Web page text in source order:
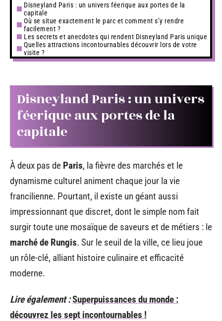
Disneyland Paris : un univers féerique aux portes de la
capitale
Où se situe exactement le parc et comment s’y rendre
facilement ?
Les secrets et anecdotes qui rendent Disneyland Paris unique
Quelles attractions incontournables découvrir lors de votre
visite ?
Disneyland Paris : un univers
féerique aux portes de la
capitale
À deux pas de Paris, la fièvre des marchés et le
dynamisme culturel animent chaque jour la vie
francilienne. Pourtant, il existe un géant aussi
impressionnant que discret, dont le simple nom fait
surgir toute une mosaïque de saveurs et de métiers : le
marché de Rungis. Sur le seuil de la ville, ce lieu joue
un rôle-clé, alliant histoire culinaire et efficacité
moderne.
Lire également :Superpuissances du monde :
découvrez les sept incontournables !